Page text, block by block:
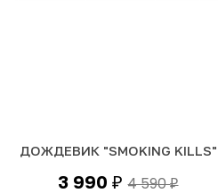
ДОЖДЕВИК "SMOKING KILLS"
3 990₽ 4 590₽